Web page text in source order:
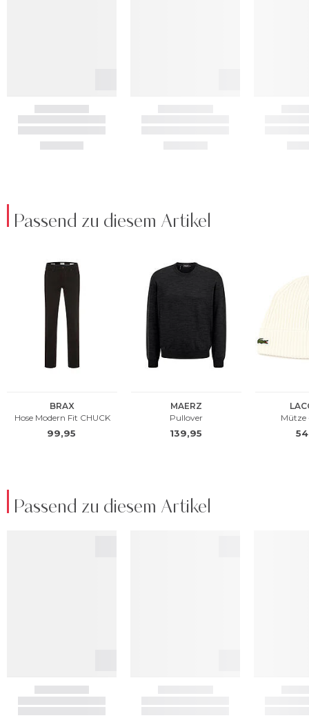
Passend zu diesem Artikel
Passend zu diesem Artikel